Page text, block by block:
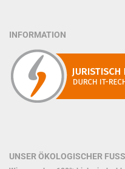
INFORMATION
UNSER ÖKOLOGISCHER